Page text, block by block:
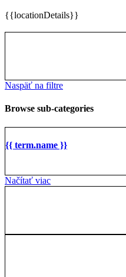
{{locationDetails}}
Naspäť na filtre
Browse sub-categories
{{ term.name }}
Načítať viac